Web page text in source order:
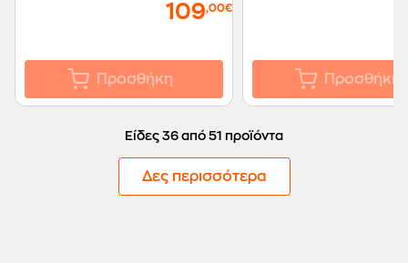
109,00€
Προσθήκη Προσθήκη
Είδες 36 από 51 προϊόντα
Δες περισσότερα